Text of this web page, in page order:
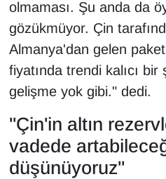
olmaması. Şu anda da
gözükmüyor. Çin
Almanya'dan gelen
fiyatında trendi kalıcı
gelişme yok gibi." dedi.
"Çin'in altın
vadede
düşünüyoruz"